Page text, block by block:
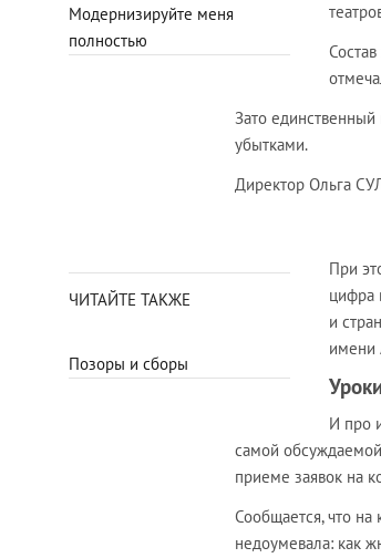
Модернизируйте меня
полностью
Зато единственный
убытками.
Директор Ольга
ЧИТАЙТЕ ТАКЖЕ
Позоры и сборы
При
цифра
и
имени
И про
самой
приеме заявок на
Сообщается, что на
недоумевала: как